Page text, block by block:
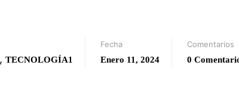
, TECNOLOGÍA1
Fecha
Enero 11, 2024
Comentarios
0